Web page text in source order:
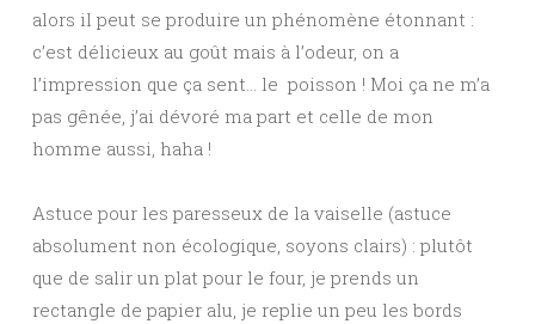
alors il peut se produire un phénomène étonnant :
c’est délicieux au goût mais à l’odeur, on a
l’impression que ça sent… le poisson ! Moi ça ne m’a
pas gênée, j’ai dévoré ma part et celle de mon
homme aussi, haha !
Astuce pour les paresseux de la vaiselle (astuce
absolument non écologique, soyons clairs) : plutôt
que de salir un plat pour le four, je prends un
rectangle de papier alu, je replie un peu les bords